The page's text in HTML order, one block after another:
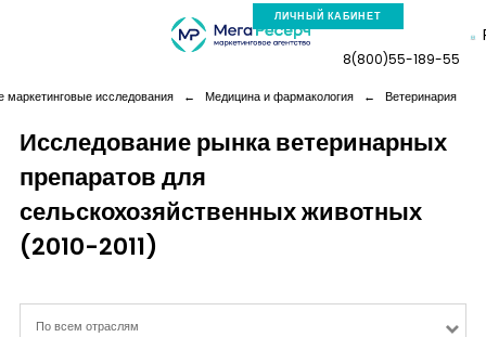
ЛИЧНЫЙ КАБИНЕТ
Компания
Услуги
Новая реальность
8(800)55-189-55
маркетинговые исследования ← Медицина и фармакология ← Ветеринария
Исследование рынка ветеринарных
препаратов для
сельскохозяйственных животных
(2010-2011)
По всем отраслям